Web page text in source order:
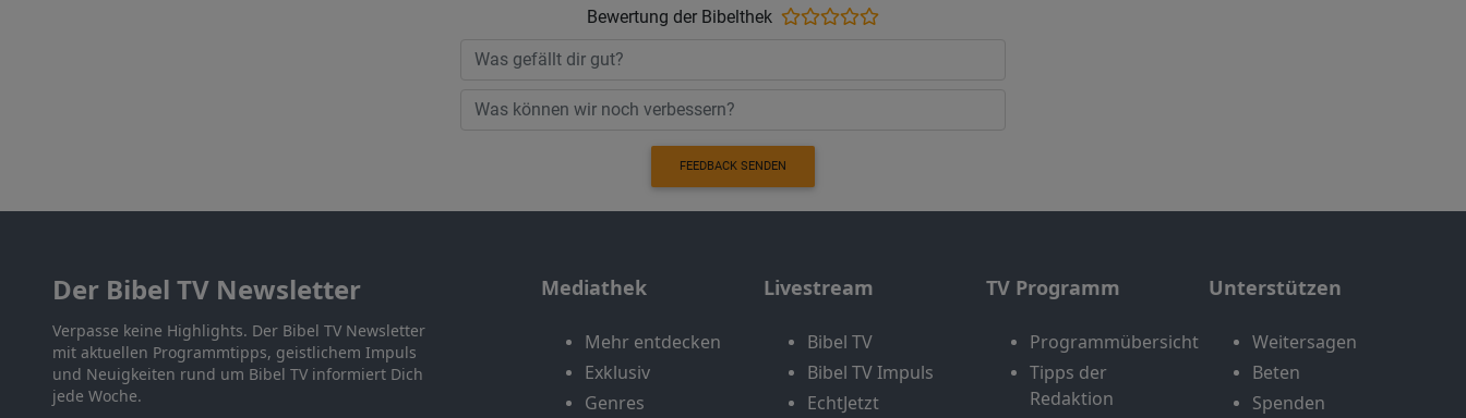
Bewertung der Bibelthek
FEEDBACK SENDEN
Der Bibel TV Newsletter
Verpasse keine Highlights. Der Bibel TV Newsletter
mit aktuellen Programmtipps, geistlichem Impuls
und Neuigkeiten rund um Bibel TV informiert Dich
jede Woche.
Mediathek
Mehr entdecken
Exklusiv
Genres
Livestream
Bibel TV
Bibel TV Impuls
EchtJetzt
TV Programm
Programmübersicht
Tipps der
Redaktion
Unterstützen
Weitersagen
Beten
Spenden